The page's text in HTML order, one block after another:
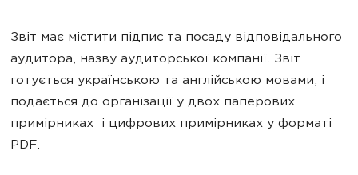
Звіт має містити підпис та посаду відповідального
аудитора, назву аудиторської компанії. Звіт
готується українською та англійською мовами, і
подається до організації у двох паперових
примірниках і цифрових примірниках у форматі
PDF.